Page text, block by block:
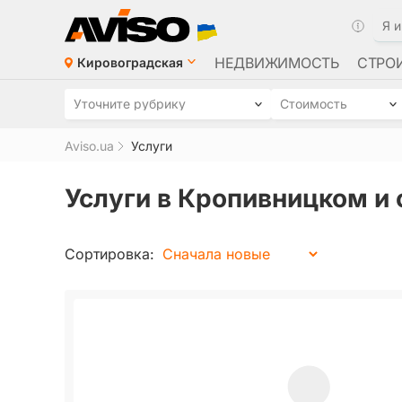
Кировоградская НЕДВИЖИМОСТЬ
Уточните рубрику Стоимость
Aviso.ua Услуги
Услуги в Кропивницком и
Сортировка: